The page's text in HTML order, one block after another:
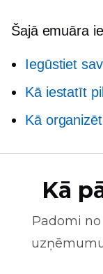
Šajā emuāra
Iegūstiet
Kā iestatīt
Kā
Kā
Padomi no